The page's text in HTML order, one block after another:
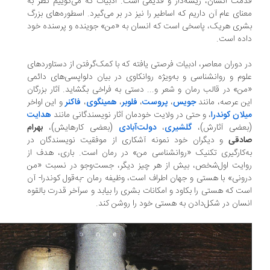
عام آن داریم که اساطیر را نیز در بر می‌گیرد. اسطوره‌های بزرگ
هریک، پاسخی است که انسان به «من» جوینده و پرسنده خود
است.
دوران معاصر، ادبیات فرصتی یافته که با کمک‌گرفتن از دستاوردهای
و روانشناسی و به‌ویژه روانکاوی در بیان دلواپسی‌های دائمی
در قالب رمان و شعر و... دستی به فراخی بگشاید. آثار بزرگان
عرصه، مانند جویس،پروست،فلوبر، همینگوی،فاکنرو این اواخر
کوندرا، و حتی در ولایت خودمان آثار نویسندگانی مانندهدایت
آثارش)،گلشیری،دولت‌آبادی(بعضی کارهایش)،بهرام
و دیگران خود نمونه آشکاری از موفقیت نویسندگان در
تکنیک «روانشناسی من» در رمان است. باری، هدف از
اول‌شخص، بیش از هر چیز دیگر، جست‌وجو در نسبت «من
با هستی و جهان اطراف است، وظیفه رمان -به‌قول کوندرا- آن
که هستی را بکاود و امکانات بشری را بیابد و سرآخر قدرت بالقوه
در شکل‌دادن به هستی خود را روشن کند.